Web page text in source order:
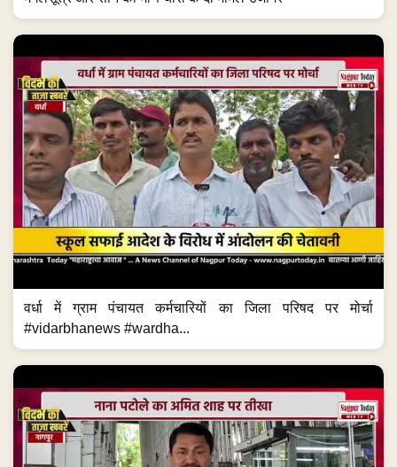
वर्धा में ग्राम पंचायत कर्मचारियों का जिला परिषद पर मोर्चा
#vidarbhanews #wardha...
नाना पटोले का अमित शाह पर तीखा हमला #vidarbhanews
#nagpur #newsupdate #vidarbha...